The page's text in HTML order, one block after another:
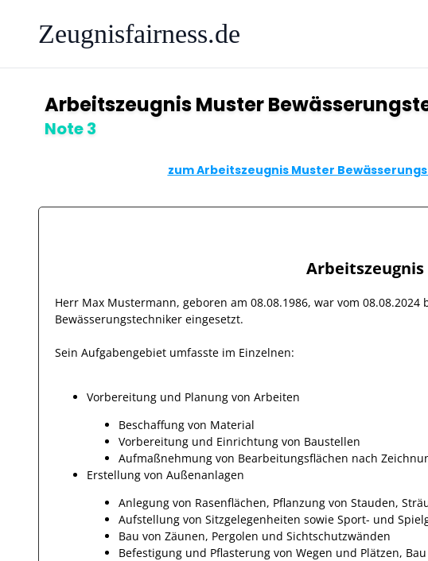
Zeugnisfairness.de
Arbeitszeugnis Muster
Note 3
zum Arbeitszeugnis Muster
Arbeitszeugnis
Herr Max Mustermann, geboren am 08.08.1986, war vom 08.08.2024
Bewässerungstechniker eingesetzt.
Sein Aufgabengebiet umfasste im Einzelnen:
Vorbereitung und Planung von Arbeiten
Beschaffung von Material
Vorbereitung und Einrichtung von Baustellen
Aufmaßnehmung von Bearbeitungsflächen nach
Erstellung von Außenanlagen
Anlegung von Rasenflächen, Pflanzung von Stauden,
Aufstellung von Sitzgelegenheiten sowie Sport- und
Bau von Zäunen, Pergolen und Sichtschutzwänden
Befestigung und Pflasterung von Wegen und Plätzen,